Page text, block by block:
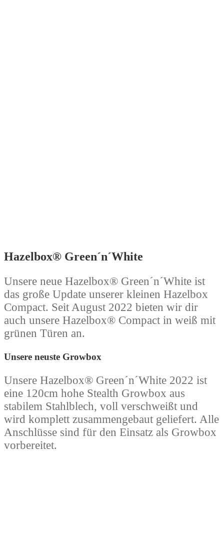
Hazelbox® Green´n´White
Unsere neue Hazelbox® Green´n´White ist
das große Update unserer kleinen Hazelbox
Compact. Seit August 2022 bieten wir dir
auch unsere Hazelbox® Compact in weiß mit
grünen Türen an.
Unsere neuste Growbox
Unsere Hazelbox® Green´n´White 2022 ist
eine 120cm hohe Stealth Growbox aus
stabilem Stahlblech, voll verschweißt und
wird komplett zusammengebaut geliefert. Alle
Anschlüsse sind für den Einsatz als Growbox
vorbereitet.